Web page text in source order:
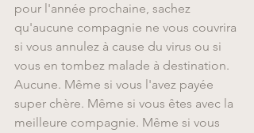
pour l'année prochaine, sachez
qu'aucune compagnie ne vous couvrira
si vous annulez à cause du virus ou si
vous en tombez malade à destination.
Aucune. Même si vous l'avez payée
super chère. Même si vous êtes avec la
meilleure compagnie. Même si vous